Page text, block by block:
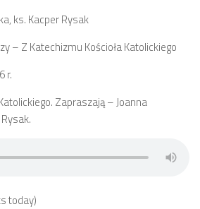
ks. Kacper Rysak
– Z Katechizmu Kościoła Katolickiego
r.
Zapraszają – Joanna
today)